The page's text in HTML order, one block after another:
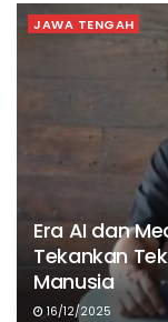
JAWA TENGAH
Era AI dan
Tekankan
Manusia
16/12/2025